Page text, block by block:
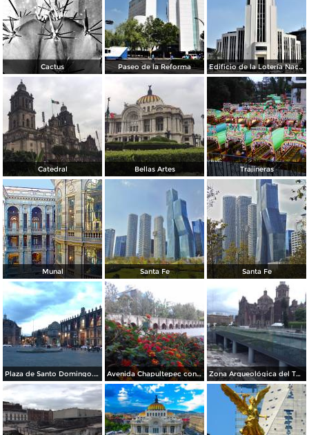
Cactus Paseo de la Reforma Edificio de la Lotería Nacional
Catedral Bellas Artes Trajineras
Munal Santa Fe Santa Fe
Plaza de Santo Domingo. Julio/208 Avenida Chapultepec con el acueducto. Julio/2018 Zona Arqueológica del Templo Mayor. Junio/2018